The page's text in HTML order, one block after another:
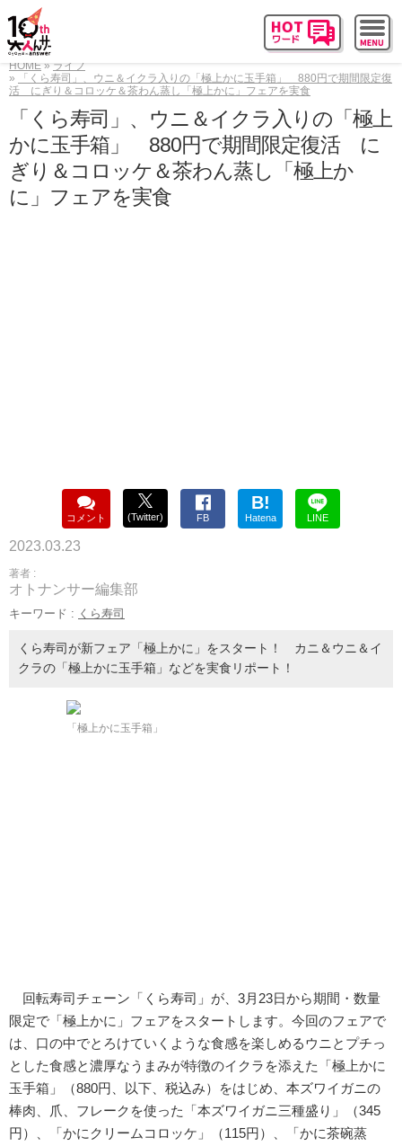
HOME
ライフ
「くら寿司」、ウニ＆イクラ入りの「極上かに玉手箱」 880円で期間限定復
活 にぎり＆コロッケ＆茶わん蒸し「極上かに」フェアを実食
「くら寿司」、ウニ＆イクラ入りの「極上
かに玉手箱」 880円で期間限定復活 に
ぎり＆コロッケ＆茶わん蒸し「極上か
に」フェアを実食
コメント (Twitter) FB
B!
Hatena LINE
2023.03.23
著者 :
オトナンサー編集部
キーワード : くら寿司
くら寿司が新フェア「極上かに」をスタート！ カニ＆ウニ＆イ
クラの「極上かに玉手箱」などを実食リポート！
「極上かに玉手箱」
回転寿司チェーン「くら寿司」が、3月23日から期間・数量
限定で「極上かに」フェアをスタートします。今回のフェアで
は、口の中でとろけていくような食感を楽しめるウニとプチっ
とした食感と濃厚なうまみが特徴のイクラを添えた「極上かに
玉手箱」（880円、以下、税込み）をはじめ、本ズワイガニの
棒肉、爪、フレークを使った「本ズワイガニ三種盛り」（345
円）、「かにクリームコロッケ」（115円）、「かに茶碗蒸